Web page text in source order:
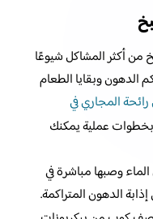
من أكثر المشاكل شيوعًا
الدهون وبقايا الطعام
المجاري في
عملية يمكنك
وصبها مباشرة في
الدهون المتراكمة.